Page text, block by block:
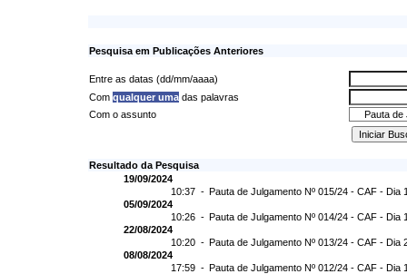
Pesquisa em Publicações Anteriores
Entre as datas (dd/mm/aaaa)
Com qualquer umadas palavras
Com o assunto
Resultado da Pesquisa
19/09/2024
10:37 - Pauta de Julgamento Nº 015/24 - CAF - Dia
05/09/2024
10:26 - Pauta de Julgamento Nº 014/24 - CAF - Dia
22/08/2024
10:20 - Pauta de Julgamento Nº 013/24 - CAF - Dia
08/08/2024
17:59 - Pauta de Julgamento Nº 012/24 - CAF - Dia